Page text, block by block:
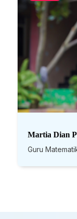
Martia Dian
Guru